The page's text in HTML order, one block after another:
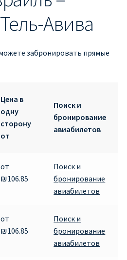
ENGLISH
Авива
забронировать прямые
Цена в
одну
сторону
от
Поиск и
бронирование
авиабилетов
от
₪106.85
Поиск и
бронирование
авиабилетов
от
₪106.85
Поиск и
бронирование
авиабилетов